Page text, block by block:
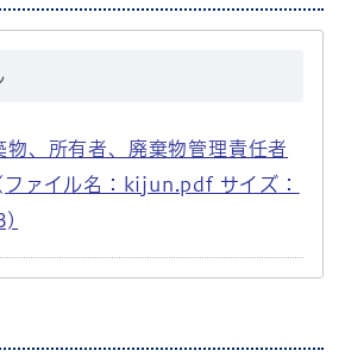
物、所有者、廃棄物管理責任者
ァイル名：kijun.pdf サイズ：